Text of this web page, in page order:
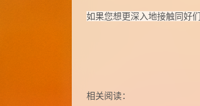
如果您想更深入地接触同好
相关阅读：